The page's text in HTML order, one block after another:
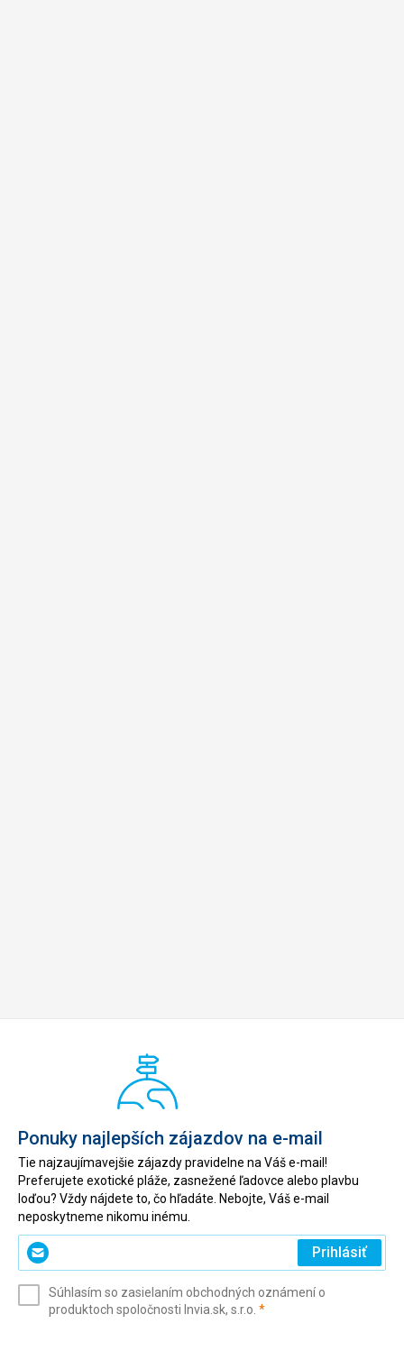
Ponuky najlepších zájazdov na e-mail
Tie najzaujímavejšie zájazdy pravidelne na Váš e-mail!
Preferujete exotické pláže, zasnežené ľadovce alebo plavbu
loďou? Vždy nájdete to, čo hľadáte. Nebojte, Váš e-mail
neposkytneme nikomu inému.
Zadajte
svoj
(povinné)
Prihlásiť
Súhlasím so zasielaním obchodných oznámení o
produktoch spoločnosti Invia.sk, s.r.o. *(povinné)